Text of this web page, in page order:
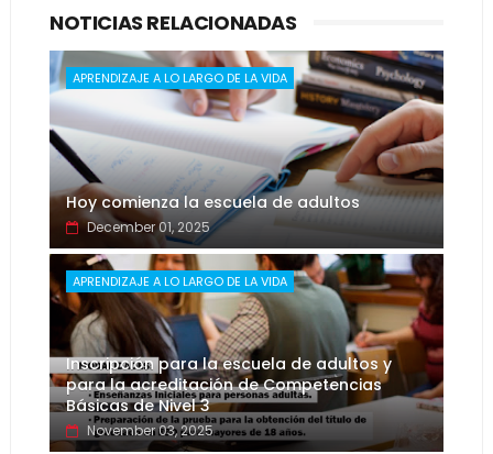
NOTICIAS RELACIONADAS
APRENDIZAJE A LO LARGO DE LA VIDA
Hoy comienza la escuela de adultos
December 01, 2025
APRENDIZAJE A LO LARGO DE LA VIDA
Inscripción para la escuela de adultos y
para la acreditación de Competencias
Básicas de Nivel 3
November 03, 2025